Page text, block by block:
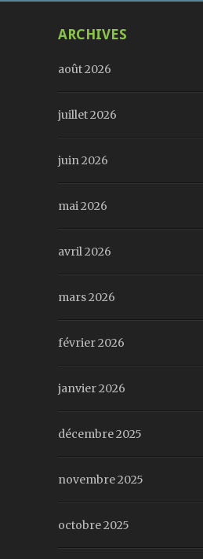
ARCHIVES
août 2026
juillet 2026
juin 2026
mai 2026
avril 2026
mars 2026
février 2026
janvier 2026
décembre 2025
novembre 2025
octobre 2025